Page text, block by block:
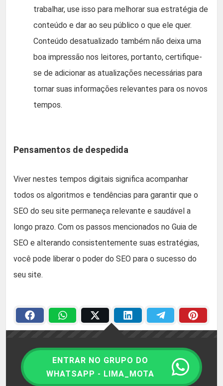
trabalhar, use isso para melhorar sua estratégia de
conteúdo e dar ao seu público o que ele quer.
Conteúdo desatualizado também não deixa uma
boa impressão nos leitores, portanto, certifique-
se de adicionar as atualizações necessárias para
tornar suas informações relevantes para os novos
tempos.
Pensamentos de despedida
Viver nestes tempos digitais significa acompanhar
todos os algoritmos e tendências para garantir que o
SEO do seu site permaneça relevante e saudável a
longo prazo. Com os passos mencionados no Guia de
SEO e alterando consistentemente suas estratégias,
você pode liberar o poder do SEO para o sucesso do
seu site.
ENTRAR NO GRUPO DO
WHATSAPP - LIMA_MOTA